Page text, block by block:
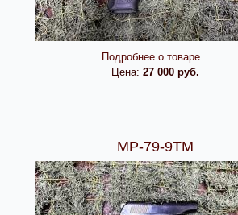
Подробнее о товаре...
Цена:27 000 руб.
МР-79-9ТМ